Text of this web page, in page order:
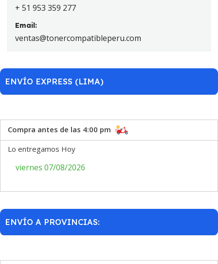
+ 51 953 359 277
Email:
ventas@tonercompatibleperu.com
ENVÍO EXPRESS (LIMA)
Compra antes de las 4:00 pm
Lo entregamos Hoy
viernes 07/08/2026
ENVÍO A PROVINCIAS: